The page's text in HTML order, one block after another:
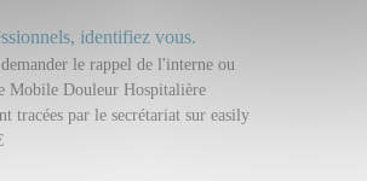
identifiez vous.
le rappel de l'interne ou
Mobile Douleur Hospitalière
tracées par le secrétariat sur easily